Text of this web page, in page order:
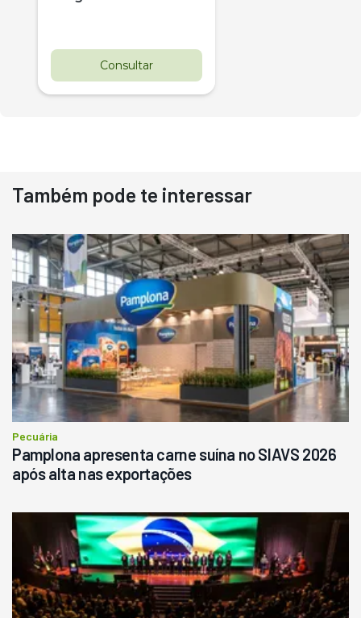
Consultar
Destaque
Usado
Pá Carregadeira Cat 966
Ano 1987
Londrina
R$ 145.000
Consultar
Também pode te interessar
Pecuária
Pamplona apresenta carne suína no SIAVS 2026
após alta nas exportações